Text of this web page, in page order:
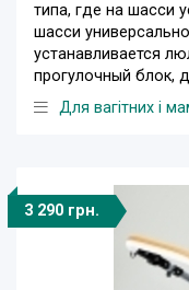
типа, где на шасси
шасси
устанавливается
прогулочный блок,
Для вагітних і
3 290 грн.